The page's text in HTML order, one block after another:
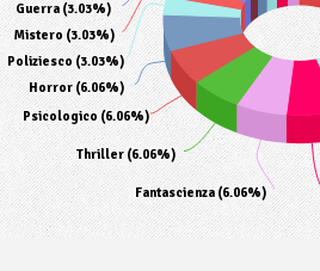
Fantascienza (6.06%)
Thriller (6.06%)
Psicologico (6.06%)
Horror (6.06%)
Poliziesco (3.03%)
Mistero (3.03%)
Guerra (3.03%)